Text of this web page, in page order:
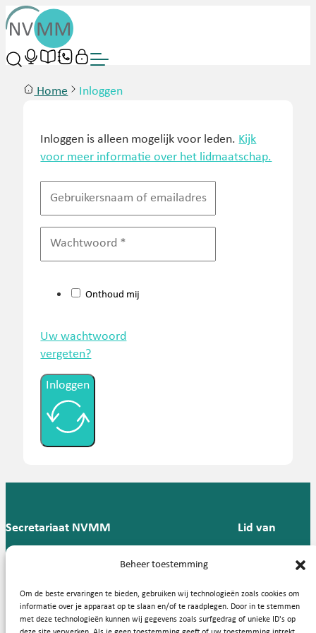
Beheer toestemming
Om de beste ervaringen te bieden, gebruiken wij technologieën zoals cookies om
informatie over je apparaat op te slaan en/of te raadplegen. Door in te stemmen
met deze technologieën kunnen wij gegevens zoals surfgedrag of unieke ID's op
Home Inloggen
Inloggen is alleen mogelijk voor leden. Kijk
voor meer informatie over het lidmaatschap.
Onthoud mij
Uw wachtwoord
vergeten?
Inloggen
Secretariaat NVMM
Groningen
T: 088 -
57
Lid van